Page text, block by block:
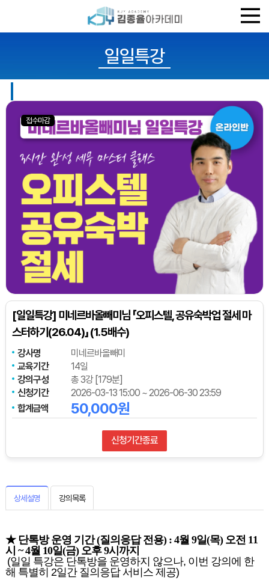
일일특강
접수마감
[일일특강] 미네르바올빼미님 「오피스텔, 공유숙박업 절세 마
스터하기(26.04)」 (1.5배수)
강사명
미네르바올빼미
교육기간
14일
강의구성
총 3강 [179분]
신청기간
2026-03-13 15:00 ~ 2026-06-30 23:59
합계금액
50,000원
신청기간종료
상세설명 강의목록
★ 단톡방 운영 기간 (질의응답 전용) : 4월 9일(목) 오전 11
시 ~ 4월 10일(금) 오후 9시까지
(일일 특강은 단톡방을 운영하지 않으나, 이번 강의에 한
해 특별히 2일간 질의응답 서비스 제공)